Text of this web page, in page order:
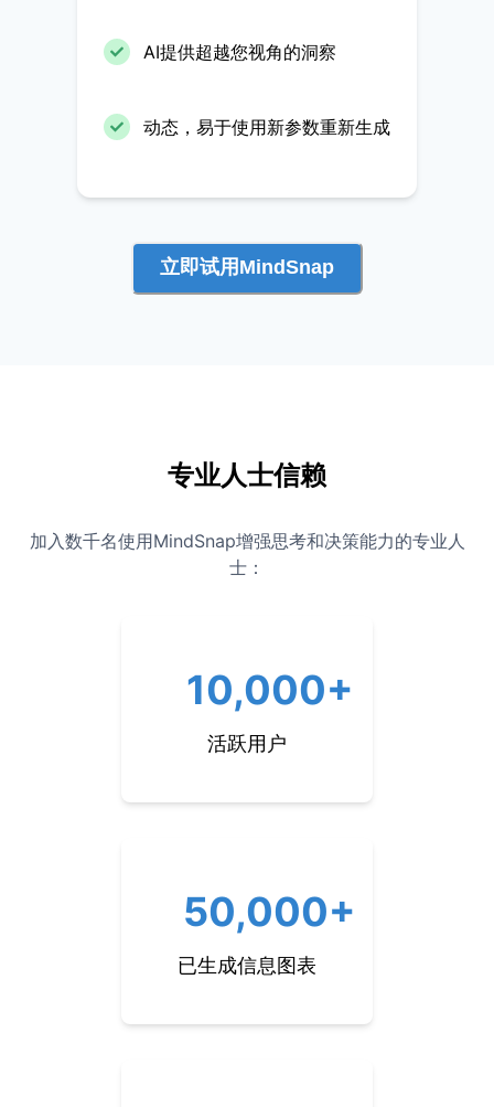
AI提供超越您视角的洞察
动态，易于使用新参数重新生成
立即试用MindSnap
专业人士信赖
加入数千名使用MindSnap增强思考和决策能力的专业人
士：
10,000+
活跃用户
50,000+
已生成信息图表